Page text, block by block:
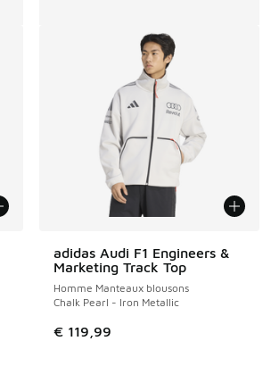
adidas Audi F1 Engineers &
Marketing Track Top
Homme Manteaux blousons
Chalk Pearl - Iron Metallic
€ 119,99